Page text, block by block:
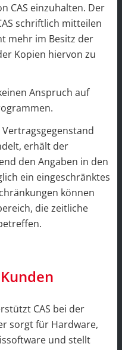
CAS einzuhalten. Der
schriftlich mitteilen
mehr im Besitz der
Kopien hiervon zu
Anspruch auf
erhält der
den Angaben in den
ein eingeschränktes
können
die zeitliche
CAS bei der
sorgt für Hardware,
und stellt